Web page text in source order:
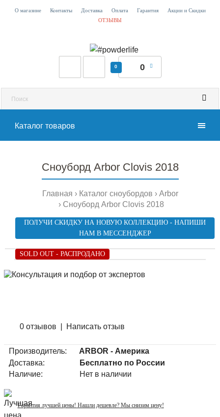
О магазине Контакты Доставка Оплата Гарантия
Акции и Скидки
ОТЗЫВЫ
0 0
Каталог товаров
Сноуборд Arbor Clovis 2018
Главная Каталог сноубордов
Arbor
Сноуборд Arbor Clovis 2018
SOLD OUT - РАСПРОДАНО
ПОЛУЧИ СКИДКУ НА НОВУЮ КОЛЛЕКЦИЮ - НАПИШИ
НАМ В МЕССЕНДЖЕР
0 отзывов Написать отзыв
Производитель:
ARBOR - Америка
Доставка:
Бесплатно по России
Наличие:
Нет в наличии
Гарантия лучшей цены! Нашли дешевле? Мы снизим цену!